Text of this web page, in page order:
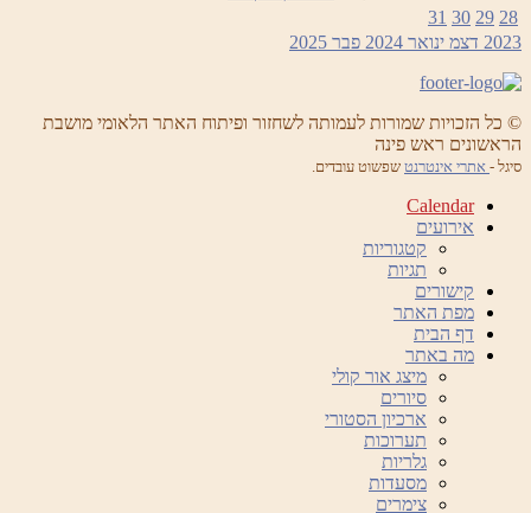
המוקדש
28
29
30
31
2023 דצמ ינואר 2024 פבר 2025
© כל הזכויות שמורות לעמותה לשחזור ופיתוח האתר הלאומי מושבת
הראשונים ראש פינה
סיגל - אתרי אינטרנט שפשוט עובדים.
Calendar
אירועים
קטגוריות
תגיות
קישורים
מפת האתר
דף הבית
מה באתר
מיצג אור קולי
סיורים
ארכיון הסטורי
תערוכות
גלריות
מסעדות
צימרים